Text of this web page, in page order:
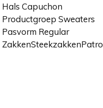
Hals Capuchon
Productgroep Sweaters
Pasvorm Regular